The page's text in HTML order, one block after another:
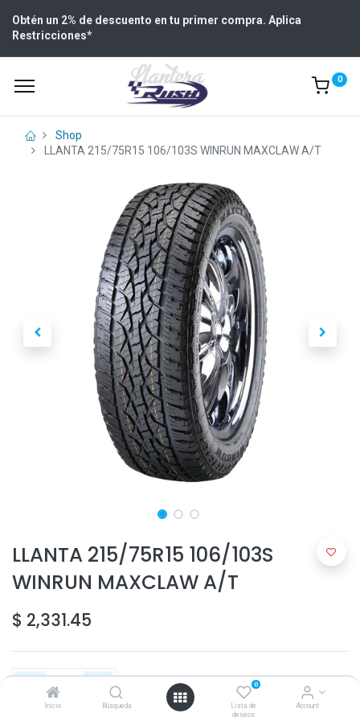
Inicio Búsqueda
0
Lista de
deseos
Account
Obtén un 2% de descuento en tu primer compra. Aplica
Restricciones*
0
Shop
LLANTA 215/75R15 106/103S WINRUN MAXCLAW A/T
LLANTA 215/75R15 106/103S
WINRUN MAXCLAW A/T
$ 2,331.45